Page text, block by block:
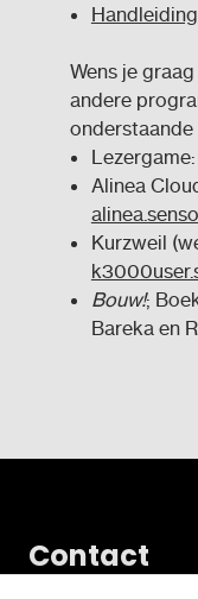
Wens je
andere
Lezergame:
Alinea
Kurzweil
Bouw!;
Bareka en
Contact